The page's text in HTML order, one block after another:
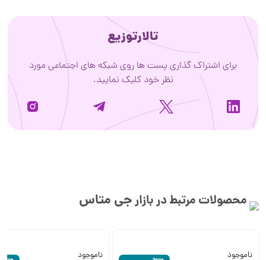
تالارتوزیع
برای اشتراک گذاری پست ها روی شبکه های اجتماعی مورد
نظر خود کلیک نمایید.
محصولات مرتبط در بازارجی متاس
ناموجود ناموجود